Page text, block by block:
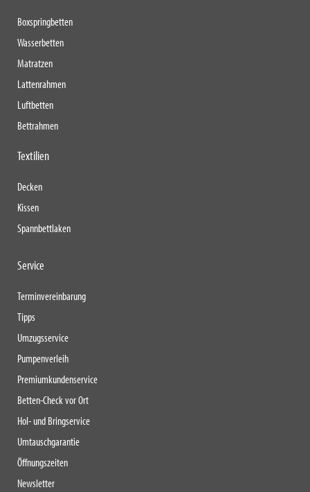
Boxspringbetten
Wasserbetten
Matratzen
Lattenrahmen
Luftbetten
Bettrahmen
Textilien
Decken
Kissen
Spannbettlaken
Service
Terminvereinbarung
Tipps
Umzugsservice
Pumpenverleih
Premiumkundenservice
Betten-Check vor Ort
Hol- und Bringservice
Umtauschgarantie
Öffnungszeiten
Newsletter